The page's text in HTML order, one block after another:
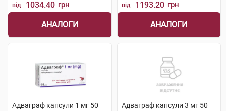
від 1034.40 грн
АНАЛОГИ
від 1193.20 грн
АНАЛОГИ
Адваграф капсули 1 мг 50
Адваграф капсули 3 мг 50